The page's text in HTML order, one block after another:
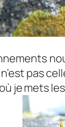
pas
je mets